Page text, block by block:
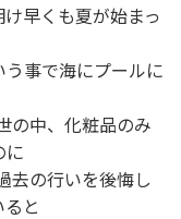
早くも夏が始まっ
事で海にプールに
の中、化粧品のみ
に
去の行いを後悔し
と